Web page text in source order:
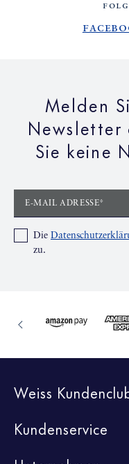
Melden
Newsletter
Sie keine
E-MAIL ADRESSE*
Die
zu.
Weiss
Kundenservice